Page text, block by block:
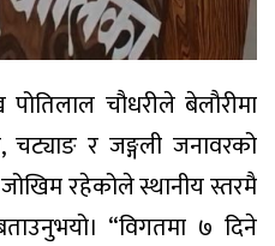
चौधरीले बेलौरीमा
चट्याङ र जङ्गली जनावरको
रहेकोले स्थानीय स्तरमै
“विगतमा ७ दिने